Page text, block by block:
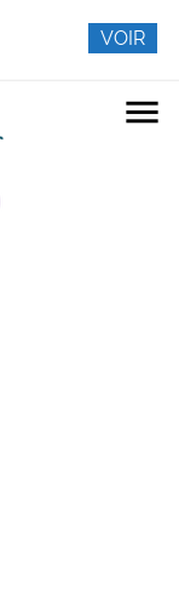
menu
VOIR